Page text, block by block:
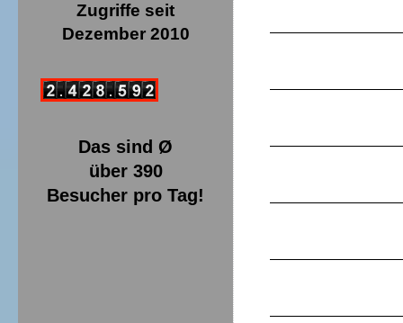
Zugriffe seit
Dezember 2010
Das sind Ø
über 390
Besucher pro Tag!